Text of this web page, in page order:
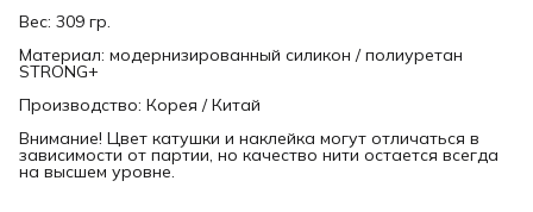
Вес: 309 гр.
Материал: модернизированный силикон / полиуретан
STRONG+
Производство: Корея / Китай
Внимание! Цвет катушки и наклейка могут отличаться в
зависимости от партии, но качество нити остается всегда
на высшем уровне.